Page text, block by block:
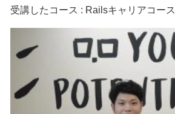
受講したコース : Railsキャリアコース